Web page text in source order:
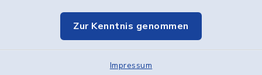
Zur Kenntnis genommen
Impressum
Elektronische Kommunikation
Sitemap